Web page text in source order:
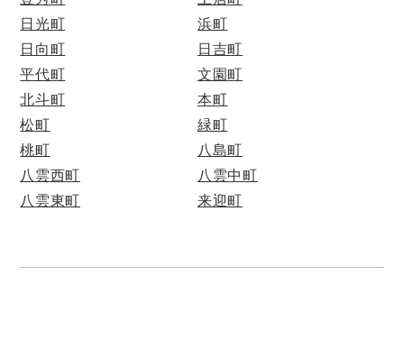
日光町
浜町
日向町
日吉町
平代町
文園町
北斗町
本町
松町
緑町
桃町
八島町
八雲西町
八雲中町
八雲東町
来迎町